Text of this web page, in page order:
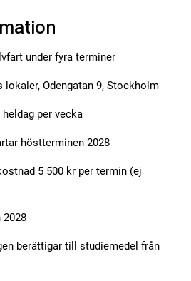
under fyra terminer
lokaler, Odengatan 9, Stockholm
heldag per vecka
höstterminen 2028
5 500 kr per termin (ej
2028
berättigar till studiemedel från